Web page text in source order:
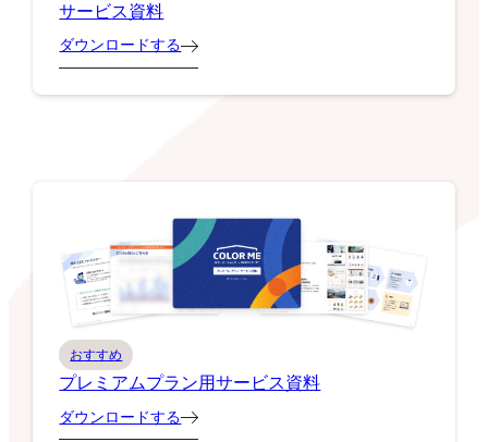
サービス資料
ダウンロードする
おすすめ
プレミアムプラン用サービス資料
ダウンロードする